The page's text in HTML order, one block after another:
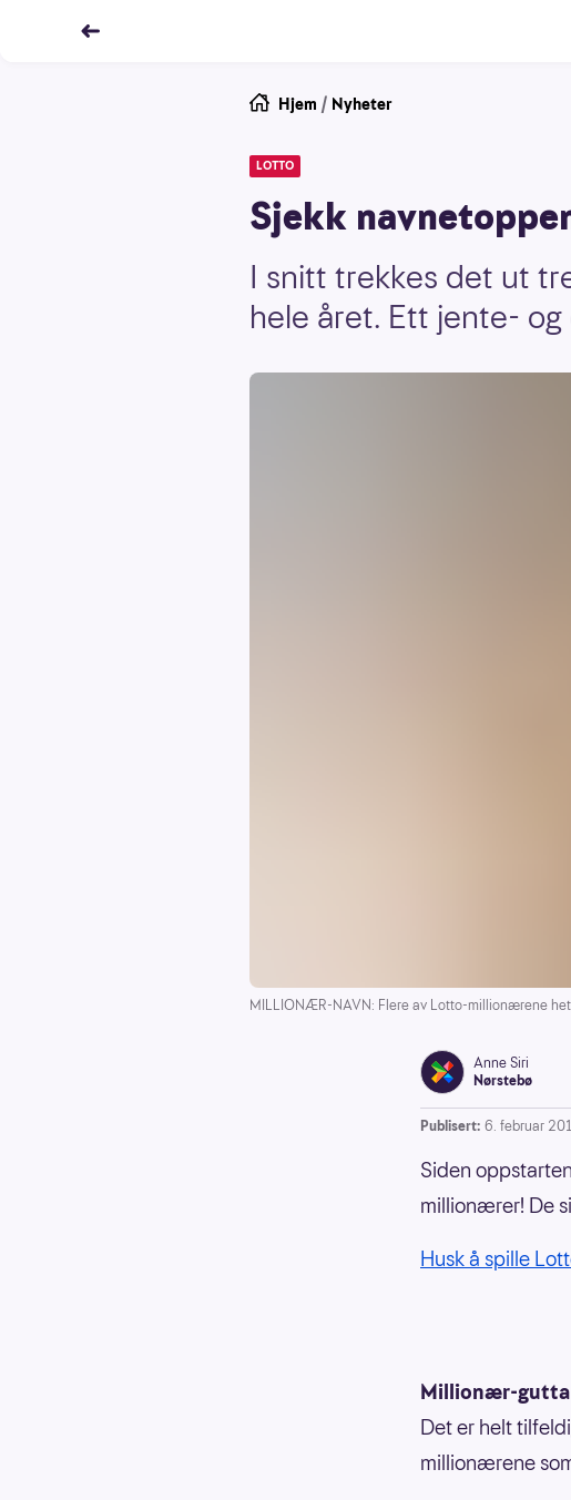
Hjem / Nyheter
LOTTO
Sjekk
I snitt trekkes det ut
hele året. Ett jente-
MILLIONÆR-NAVN: Flere av Lotto-millionærene
Anne Siri
Nørstebø
Publisert: 6. februar
Siden
millionærer! De
Husk å spille
Millionær-
Det er helt
millionærene